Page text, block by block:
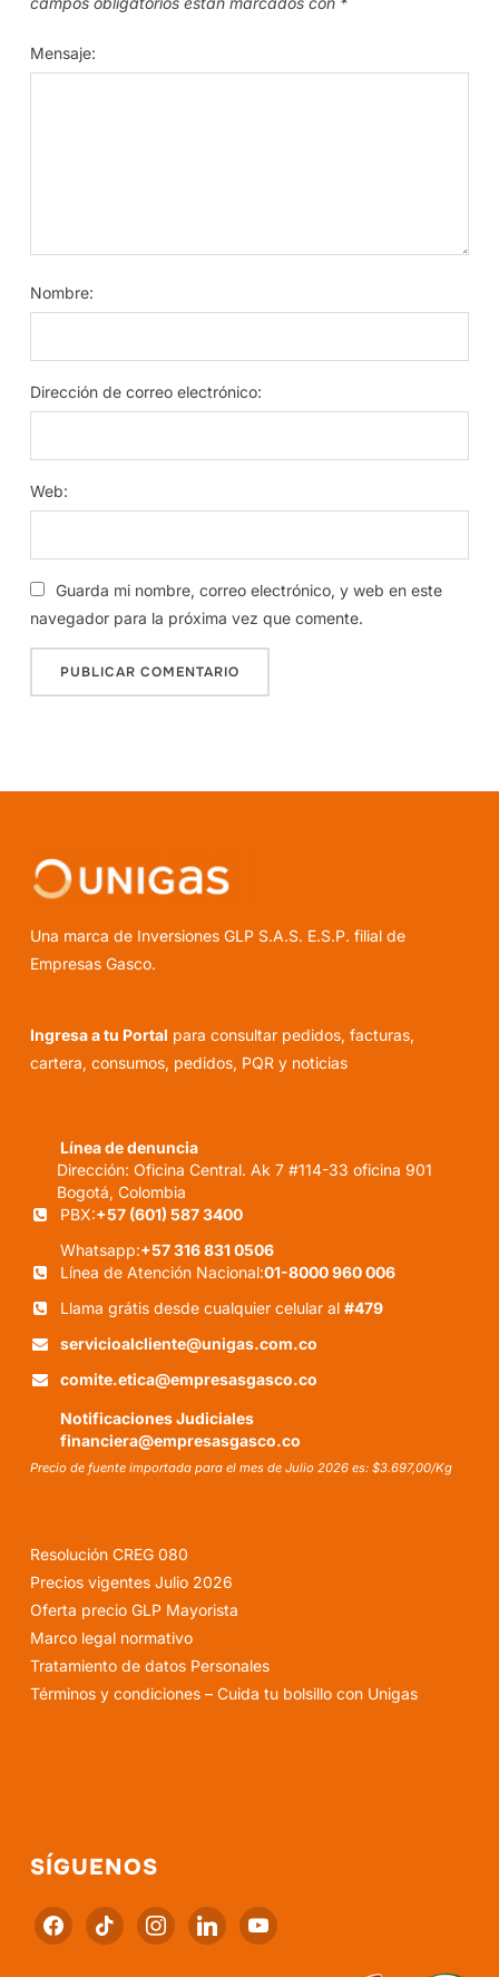
Mensaje:
Nombre:
Dirección de correo electrónico:
Web:
Guarda mi nombre, correo electrónico, y web en este
navegador para la próxima vez que comente.
Una marca de Inversiones GLP S.A.S. E.S.P. filial de
Empresas Gasco.
Ingresa a tu Portal para consultar pedidos, facturas,
cartera, consumos, pedidos, PQR y noticias
Línea de denuncia
Dirección: Oficina Central. Ak 7 #114-33 oficina 901
Bogotá, Colombia
PBX:+57 (601) 587 3400
Whatsapp:+57 316 831 0506
Línea de Atención Nacional:01-8000 960 006
Llama grátis desde cualquier celular al#479
servicioalcliente@unigas.com.co
comite.etica@empresasgasco.co
Notificaciones Judiciales
financiera@empresasgasco.co
Precio de fuente importada para el mes de Julio 2026 es: $3.697,00/Kg
Resolución CREG 080
Precios vigentes Julio 2026
Oferta precio GLP Mayorista
Marco legal normativo
Tratamiento de datos Personales
Términos y condiciones – Cuida tu bolsillo con Unigas
SÍGUENOS
facebooktiktok instagramlinkedinyoutube